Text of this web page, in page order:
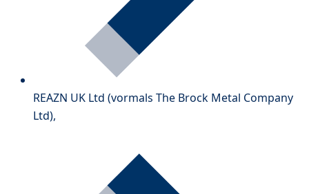
REAZN UK Ltd (vormals The Brock Metal Company
Ltd),